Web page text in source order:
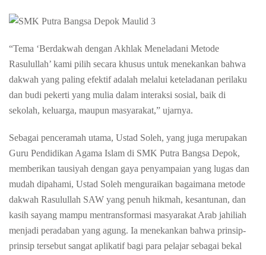
“Tema ‘Berdakwah dengan Akhlak Meneladani Metode
Rasulullah’ kami pilih secara khusus untuk menekankan bahwa
dakwah yang paling efektif adalah melalui keteladanan perilaku
dan budi pekerti yang mulia dalam interaksi sosial, baik di
sekolah, keluarga, maupun masyarakat,” ujarnya.
Sebagai penceramah utama, Ustad Soleh, yang juga merupakan
Guru Pendidikan Agama Islam di SMK Putra Bangsa Depok,
memberikan tausiyah dengan gaya penyampaian yang lugas dan
mudah dipahami, Ustad Soleh menguraikan bagaimana metode
dakwah Rasulullah SAW yang penuh hikmah, kesantunan, dan
kasih sayang mampu mentransformasi masyarakat Arab jahiliah
menjadi peradaban yang agung. Ia menekankan bahwa prinsip-
prinsip tersebut sangat aplikatif bagi para pelajar sebagai bekal